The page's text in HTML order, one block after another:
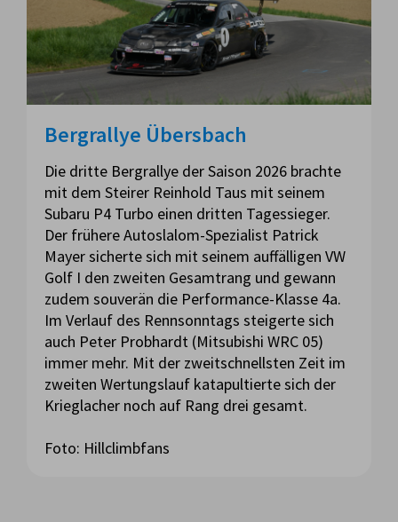
Bergrallye Übersbach
Die dritte Bergrallye der Saison 2026 brachte
mit dem Steirer Reinhold Taus mit seinem
Subaru P4 Turbo einen dritten Tagessieger.
Der frühere Autoslalom-Spezialist Patrick
Mayer sicherte sich mit seinem auffälligen VW
Golf I den zweiten Gesamtrang und gewann
zudem souverän die Performance-Klasse 4a.
Im Verlauf des Rennsonntags steigerte sich
auch Peter Probhardt (Mitsubishi WRC 05)
immer mehr. Mit der zweitschnellsten Zeit im
zweiten Wertungslauf katapultierte sich der
Krieglacher noch auf Rang drei gesamt.
Foto: Hillclimbfans